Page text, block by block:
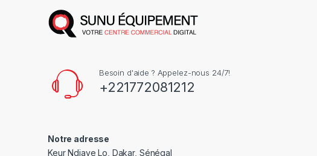
Besoin d'aide ? Appelez-nous 24/7!
+221772081212
Notre adresse
Keur Ndiaye Lo, Dakar, Sénégal